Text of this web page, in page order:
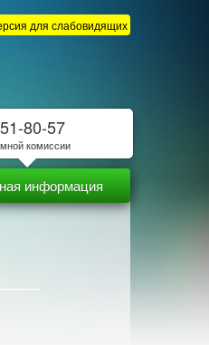
для слабовидящих
информация
80-57
комиссии